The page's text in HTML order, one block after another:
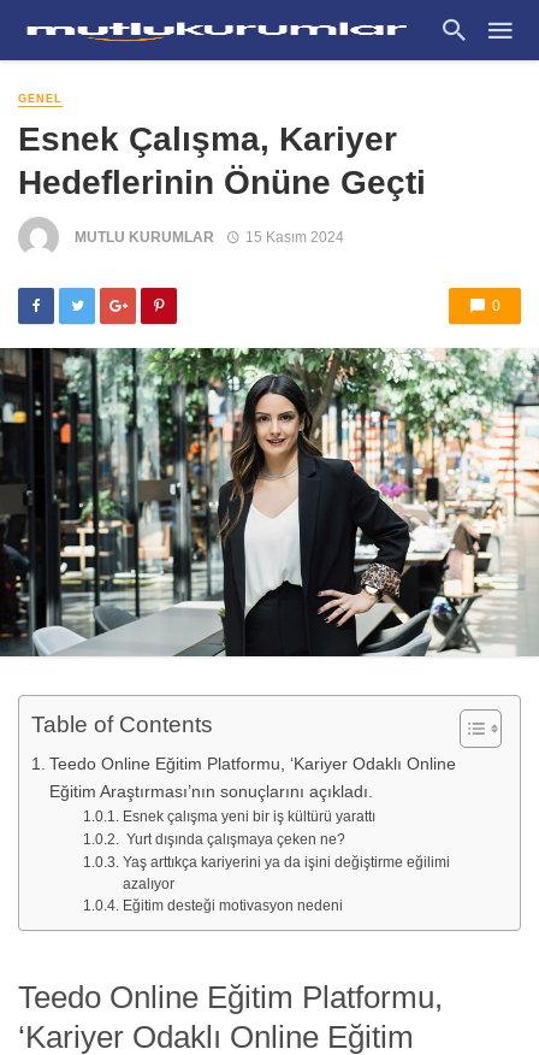
GENEL
Esnek Çalışma, Kariyer
Hedeflerinin Önüne Geçti
MUTLU KURUMLAR 15 Kasım 2024
0
Table of Contents
Teedo Online Eğitim Platformu, ‘Kariyer Odaklı Online
Eğitim Araştırması’nın sonuçlarını açıkladı.
Esnek çalışma yeni bir iş kültürü yarattı
Yurt dışında çalışmaya çeken ne?
Yaş arttıkça kariyerini ya da işini değiştirme eğilimi
azalıyor
Eğitim desteği motivasyon nedeni
Teedo Online Eğitim Platformu,
‘Kariyer Odaklı Online Eğitim